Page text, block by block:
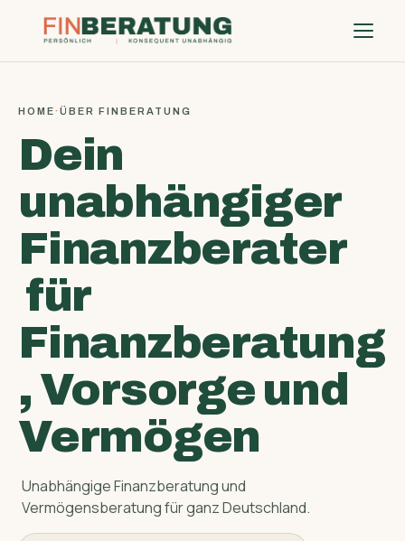
HOME· ÜBER FINBERATUNG
Dein
unabhängiger
Finanzberater
für
Finanzberatung
, Vorsorge und
Vermögen
Unabhängige Finanzberatung und
Vermögensberatung für ganz Deutschland.